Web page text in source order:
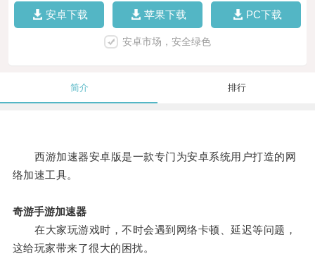
安卓下载 苹果下载 PC下载
安卓市场，安全绿色
简介 排行
西游加速器安卓版是一款专门为安卓系统用户打造的网
络加速工具。
奇游手游加速器
在大家玩游戏时，不时会遇到网络卡顿、延迟等问题，
这给玩家带来了很大的困扰。